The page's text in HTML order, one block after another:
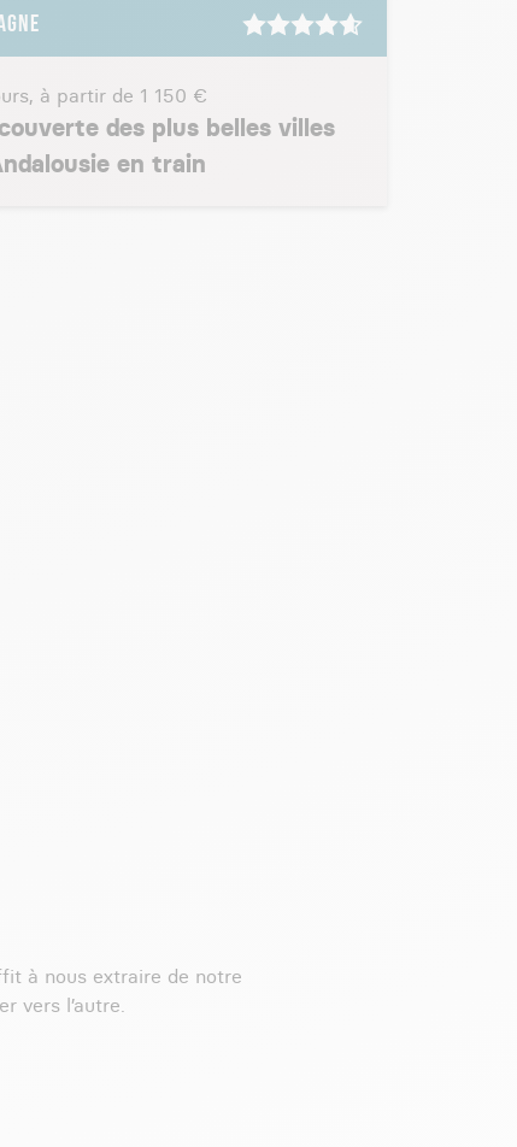
à partir de 1 150 €
des plus belles villes
en train
à nous extraire de notre
vers l’autre.